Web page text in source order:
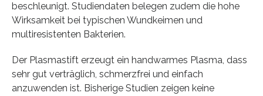
beschleunigt. Studiendaten belegen zudem die hohe
Wirksamkeit bei typischen Wundkeimen und
multiresistenten Bakterien.
Der Plasmastift erzeugt ein handwarmes Plasma, dass
sehr gut verträglich, schmerzfrei und einfach
anzuwenden ist. Bisherige Studien zeigen keine